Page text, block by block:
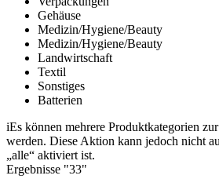
Gehäuse
Medizin/Hygiene/Beauty
Medizin/Hygiene/Beauty
Landwirtschaft
Textil
Sonstiges
Batterien
iEs können mehrere Produktkategorien
werden. Diese Aktion kann jedoch nicht
„alle“ aktiviert ist.
Ergebnisse "33"